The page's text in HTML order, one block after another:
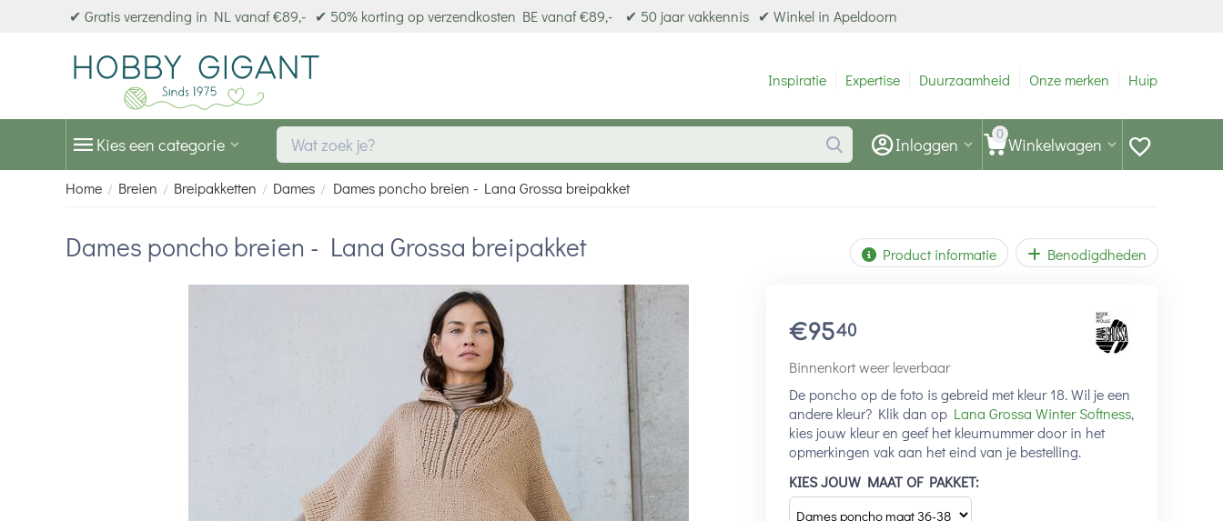
✔ Gratis verzending in NL vanaf €89,- ✔ 50% korting op verzendkosten BE vanaf €89,- ✔ 50 jaar vakkennis ✔ Winkel in Apeldoorn
Inspiratie Expertise Duurzaamheid Onze merken Hulp
Kies een categorie 0 Winkelwagen
Inloggen
Home / Breien / Breipakketten / Dames / Dames poncho breien - Lana Grossa breipakket
Dames poncho breien - Lana Grossa breipakket Product informatie Benodigdheden
€9540
Binnenkort weer leverbaar
De poncho op de foto is gebreid met kleur 18. Wil je een
andere kleur? Klik dan op Lana Grossa Winter Softness,
kies jouw kleur en geef het kleurnummer door in het
opmerkingen vak aan het eind van je bestelling.
KIES JOUW MAAT OF PAKKET: